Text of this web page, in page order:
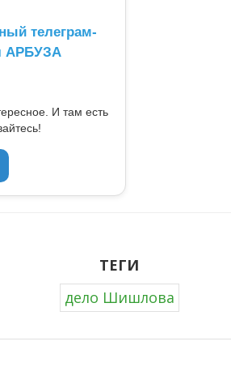
телеграм-
АРБУЗА
И там есть
ТЕГИ
дело Шишлова